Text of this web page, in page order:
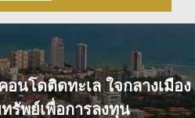
นโดติดทะเล ใจกลางเมือง
รัพย์เพื่อการลงทุน